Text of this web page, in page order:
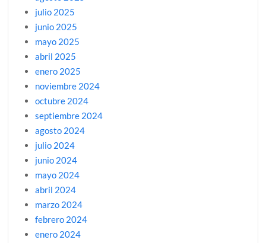
julio 2025
junio 2025
mayo 2025
abril 2025
enero 2025
noviembre 2024
octubre 2024
septiembre 2024
agosto 2024
julio 2024
junio 2024
mayo 2024
abril 2024
marzo 2024
febrero 2024
enero 2024